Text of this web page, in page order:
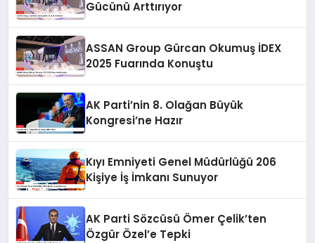
Gücünü Arttırıyor
ASSAN Group Gürcan Okumuş İDEX
2025 Fuarında Konuştu
AK Parti’nin 8. Olağan Büyük
Kongresi’ne Hazır
Kıyı Emniyeti Genel Müdürlüğü 206
Kişiye İş İmkanı Sunuyor
AK Parti Sözcüsü Ömer Çelik’ten
Özgür Özel’e Tepki